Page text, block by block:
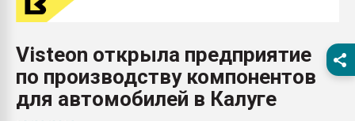
вакуумного
Продам отходы
поликарбоната и АБС-
Armaloy PC/ABS-1IM
Visteon открыла предприятие
по производству компонентов
для автомобилей в Калуге